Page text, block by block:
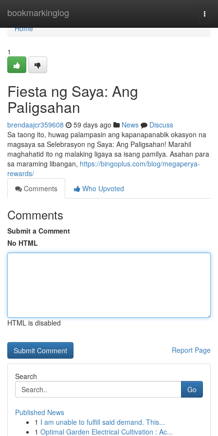
bookmarkinglog
Home
Home
1
Fiesta ng Saya: Ang
Paligsahan
brendaajcr359608 59 days ago News
Discuss
Sa taong ito, huwag palampasin ang kapanapanabik okasyon na
magsaya sa Selebrasyon ng Saya: Ang Paligsahan! Marahil
maghahatid ito ng malaking ligaya sa isang pamilya. Asahan para
sa maraming libangan, https://bingoplus.com/blog/megaperya-
rewards/
Comments
Who Upvoted
Comments
Submit a Comment
No HTML
HTML is disabled
Report Page
Search
Go
Published News
1 I am unable to fulfill said demand. This...
1 Optimal Garden Electrical Cultivation : Ac...